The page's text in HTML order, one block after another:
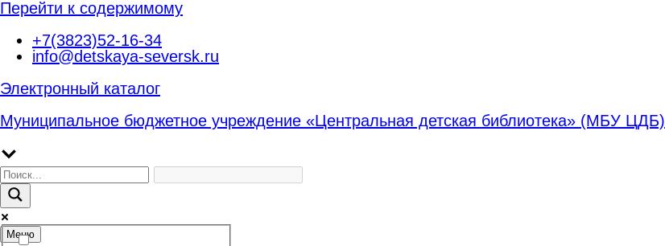
Перейти к содержимому
+7(3823)52-16-34
info@detskaya-seversk.ru
Электронный каталог
Муниципальное бюджетное учреждение «Центральная детская библиотека» (МБУ ЦДБ)
Меню